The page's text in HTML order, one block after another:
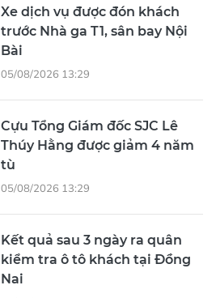
Xe dịch vụ được đón khách
trước Nhà ga T1, sân bay Nội
Bài
05/08/2026 13:29
Cựu Tổng Giám đốc SJC Lê
Thúy Hằng được giảm 4 năm
tù
05/08/2026 13:29
Kết quả sau 3 ngày ra quân
kiểm tra ô tô khách tại Đồng
Nai